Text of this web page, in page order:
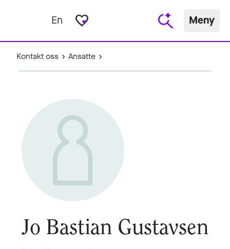
En favorite_border Meny
Kontakt oss Ansatte
Jo Bastian Gustavsen